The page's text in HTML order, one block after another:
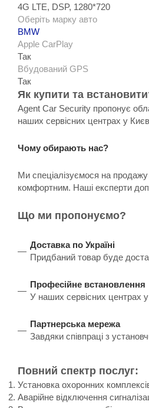
4G LTE, DSP, 1280*720
Оберіть марку авто
BMW
Apple CarPlay
Так
Вбудований GPS
Так
Як купити та
Agent Car Security пропонує
наших сервісних центрах у
Чому обирають нас?
Ми спеціалізуємося на
комфортним. Наші експерти
Що ми пропонуємо?
Доставка по Україні
Придбаний товар буде
Професійне встановлення
У наших сервісних центрах
Партнерська мережа
Завдяки співпраці з
Повний спектр послуг:
Установка охоронних
Аварійне відключення